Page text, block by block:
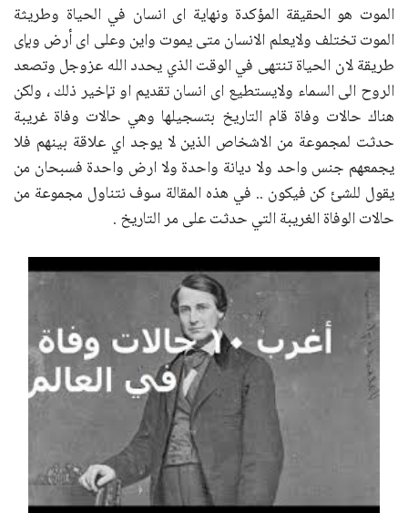
الموت هو الحقيقة المؤكدة ونهاية اى انسان في الحياة وطريثة
الموت تختلف ولايعلم الانسان متى يموت واين وعلى اى أرض وبإى
طريقة لان الحياة تنتهى في الوقت الذي يحدد الله عزوجل وتصعد
الروح الى السماء ولايستطيع اى انسان تقديم او تإخير ذلك ، ولكن
هناك حالات وفاة قام التاريخ بتسجيلها وهي حالات وفاة غريبة
حدثت لمجموعة من الاشخاص الذين لا يوجد اي علاقة بينهم فلا
يجمعهم جنس واحد ولا ديانة واحدة ولا ارض واحدة فسبحان من
يقول للشئ كن فيكون .. في هذه المقالة سوف نتناول مجموعة من
حالات الوفاة الغريبة التي حدثت على مر التاريخ .